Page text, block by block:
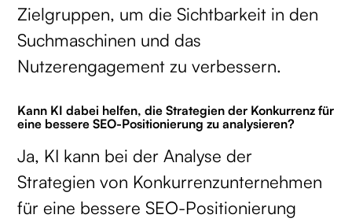
Zielgruppen, um die Sichtbarkeit in den
Suchmaschinen und das
Nutzerengagement zu verbessern.
Kann KI dabei helfen, die Strategien der Konkurrenz für
eine bessere SEO-Positionierung zu analysieren?
Ja, KI kann bei der Analyse der
Strategien von Konkurrenzunternehmen
für eine bessere SEO-Positionierung